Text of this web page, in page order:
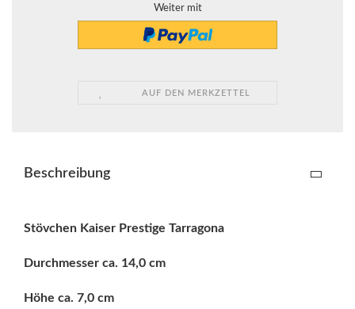
Weiter mit
AUF DEN MERKZETTEL
Beschreibung
Stövchen Kaiser Prestige Tarragona
Durchmesser ca. 14,0 cm
Höhe ca. 7,0 cm